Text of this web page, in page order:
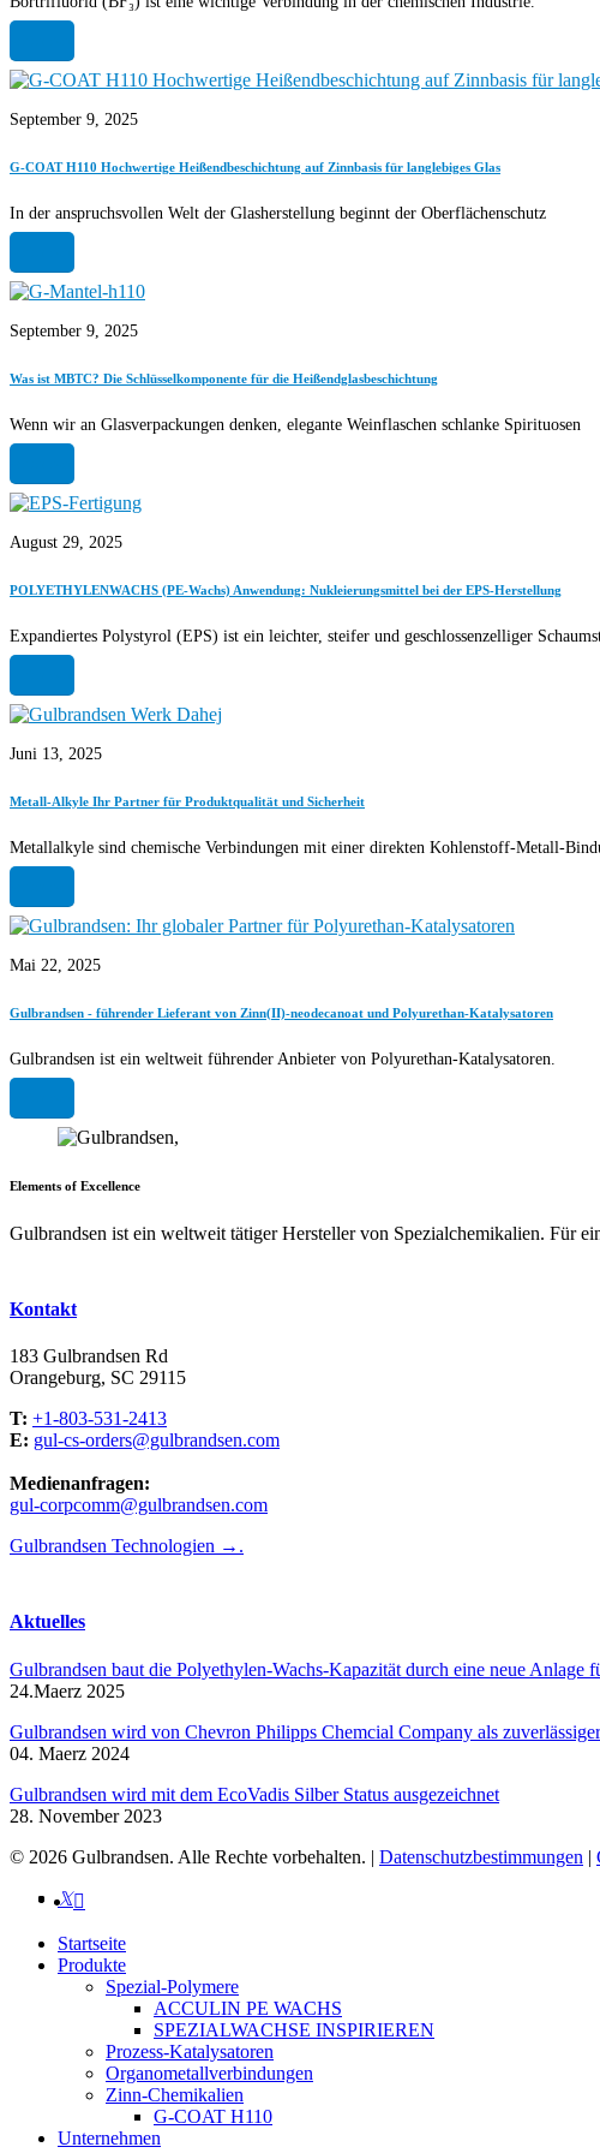
September 9, 2025
G-COAT H110 Hochwertige Heißendbeschichtung auf Zinnbasis für langlebiges Glas
In der anspruchsvollen Welt der Glasherstellung beginnt der Oberflächenschutz
September 9, 2025
Was ist MBTC? Die Schlüsselkomponente für die Heißendglasbeschichtung
Wenn wir an Glasverpackungen denken, elegante Weinflaschen schlanke Spirituosen
August 29, 2025
POLYETHYLENWACHS (PE-Wachs) Anwendung: Nukleierungsmittel bei der EPS-Herstellung
Expandiertes Polystyrol (EPS) ist ein leichter, steifer und geschlossenzelliger
Juni 13, 2025
Metall-Alkyle Ihr Partner für Produktqualität und Sicherheit
Metallalkyle sind chemische Verbindungen mit einer direkten Kohlenstoff-Metall-
Mai 22, 2025
Gulbrandsen - führender Lieferant von Zinn(II)-neodecanoat und Polyurethan-Katalysatoren
Gulbrandsen ist ein weltweit führender Anbieter von Polyurethan-Katalysatoren.
Elements of Excellence
Gulbrandsen ist ein weltweit tätiger Hersteller von Spezialchemikalien. Für
Kontakt
183 Gulbrandsen Rd
Orangeburg, SC 29115
T: +1-803-531-2413
E: gul-cs-orders@gulbrandsen.com
Medienanfragen:
gul-corpcomm@gulbrandsen.com
Gulbrandsen Technologien →.
Aktuelles
Gulbrandsen baut die Polyethylen-Wachs-Kapazität durch eine neue Anlage
24.Maerz 2025
Gulbrandsen wird von Chevron Philipps Chemcial Company als
04. Maerz 2024
Gulbrandsen wird mit dem EcoVadis Silber Status ausgezeichnet
28. November 2023
© 2026 Gulbrandsen. Alle Rechte vorbehalten. | Datenschutzbestimmungen |
twitter
facebook
linkedin
youtube
instagram
xing
Menü
schließen
Startseite
Produkte
Spezial-Polymere
ACCULIN PE WACHS
SPEZIALWACHSE INSPIRIEREN
Prozess-Katalysatoren
Organometallverbindungen
Zinn-Chemikalien
G-COAT H110
Unternehmen